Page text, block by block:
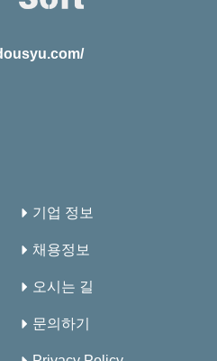
기업 정보
채용정보
오시는 길
문의하기